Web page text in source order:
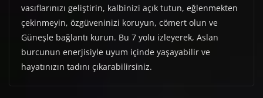
vasıflarınızı geliştirin, kalbinizi açık tutun, eğlenmekten
çekinmeyin, özgüveninizi koruyun, cömert olun ve
Güneşle bağlantı kurun. Bu 7 yolu izleyerek, Aslan
burcunun enerjisiyle uyum içinde yaşayabilir ve
hayatınızın tadını çıkarabilirsiniz.